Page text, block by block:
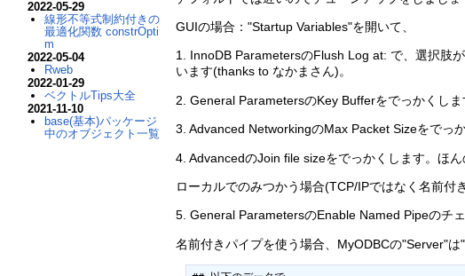
GUIの場合："Startup Variables"を開いて、
1. InnoDB ParametersのFlush Log at: で、選択肢
います(thanks to なかまさん)。
2. General ParametersのKey Bufferをでっかくしま
3. Advanced NetworkingのMax Packet Sizeをでっ
4. AdvancedのJoin file sizeをでっかくします。ほん
ローカルでのみつかう場合(TCP/IPではなく名前付
5. General ParametersのEnable Named Pipeのチェ
名前付きパイプを使う場合、MyODBCの"Server"
2022-05-29
線形不等式制約付きの
最適化関数 constrOpti
m
2022-05-04
Rweb
2022-01-29
ベクトルTips大全
2021-11-10
base(基本)パッケージ
中のオブジェクト一覧